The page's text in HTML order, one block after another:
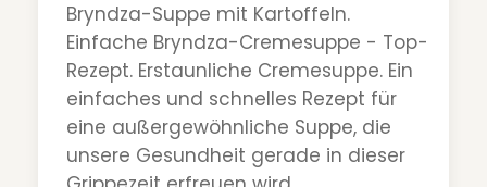
Bryndza-Suppe mit Kartoffeln.
Einfache Bryndza-Cremesuppe - Top-
Rezept. Erstaunliche Cremesuppe. Ein
einfaches und schnelles Rezept für
eine außergewöhnliche Suppe, die
unsere Gesundheit gerade in dieser